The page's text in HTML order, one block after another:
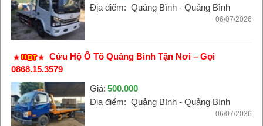
Địa điểm: Quảng Bình - Quảng Bình
06/07/2026
Cứu Hộ Ô Tô Quảng Bình Tận Nơi – Gọi
0868.15.3579
Giá: 500.000
Địa điểm: Quảng Bình - Quảng Bình
06/07/2036